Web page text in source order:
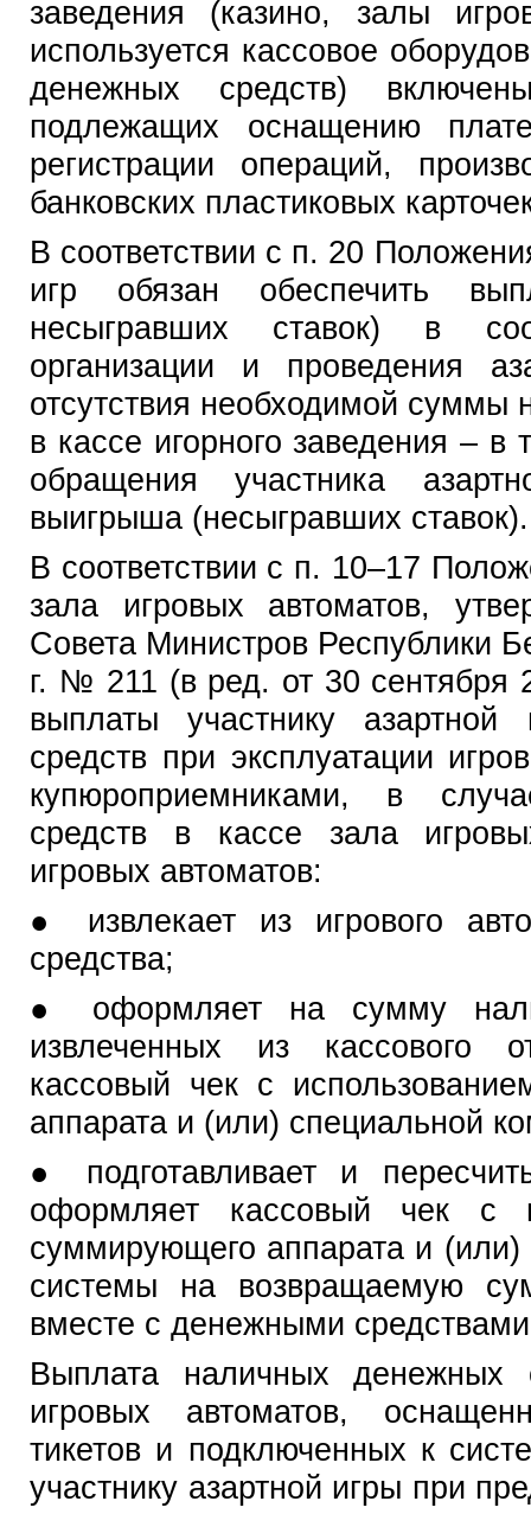
заведения (казино, залы
используется кассовое
денежных средств)
подлежащих оснащению
регистрации операций,
банковских пластиковых
В соответствии с п. 20
игр обязан обеспечить
несыгравших ставок) в
организации и проведения
отсутствия необходимой суммы
в кассе игорного заведения –
обращения участника
выигрыша (несыгравших ставок).
В соответствии с п. 10–17
зала игровых автоматов,
Совета Министров Республики
г. № 211 (в ред. от 30 сентября
выплаты участнику
средств при эксплуатации
купюроприемниками, в
средств в кассе зала
игровых автоматов:
● извлекает из игрового
средства;
● оформляет на сумму
извлеченных из кассового
кассовый чек с
аппарата и (или) специальной
● подготавливает и
оформляет кассовый чек с
суммирующего аппарата и
системы на возвращаемую
вместе с денежными
Выплата наличных денежных
игровых автоматов,
тикетов и подключенных к
участнику азартной игры при